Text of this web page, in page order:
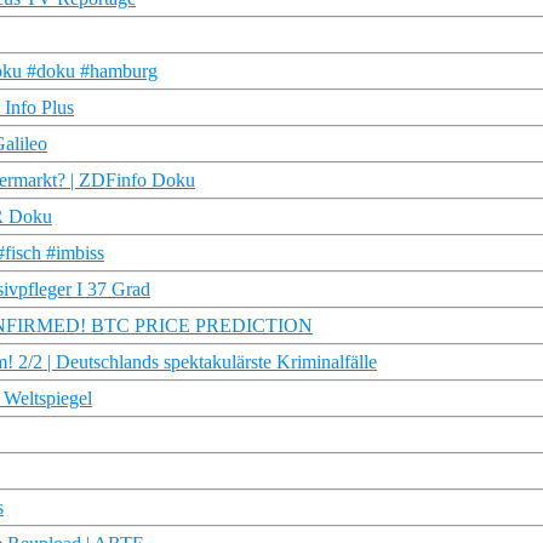
#doku #hamburg
Info Plus
| ZDFinfo Doku
Doku
#imbiss
I 37 Grad
BTC PRICE PREDICTION
2 | Deutschlands spektakulärste Kriminalfälle